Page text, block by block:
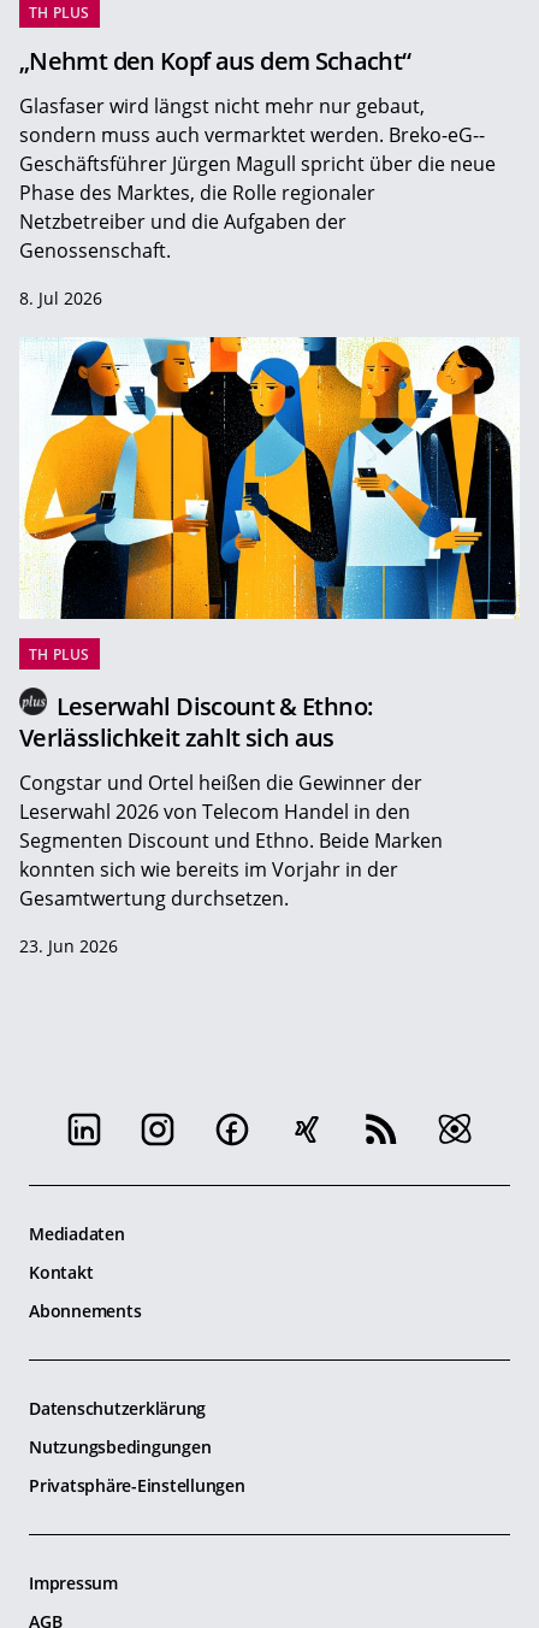
TH PLUS
„Nehmt den Kopf aus dem Schacht“
Glasfaser wird längst nicht mehr nur gebaut,
sondern muss auch vermarktet werden. Breko-eG-­
Geschäftsführer Jürgen Magull spricht über die neue
Phase des Marktes, die Rolle regionaler
Netzbetreiber und die Aufgaben der
Genossenschaft.
8. Jul 2026
TH PLUS
Leserwahl Discount & Ethno:
Verlässlichkeit zahlt sich aus
Congstar und Ortel heißen die Gewinner der
Leserwahl 2026 von Telecom Handel in den
Segmenten Discount und Ethno. Beide Marken
konnten sich wie bereits im Vorjahr in der
Gesamtwertung durchsetzen.
23. Jun 2026
Mediadaten
Kontakt
Abonnements
Datenschutzerklärung
Nutzungsbedingungen
Privatsphäre-Einstellungen
Impressum
AGB